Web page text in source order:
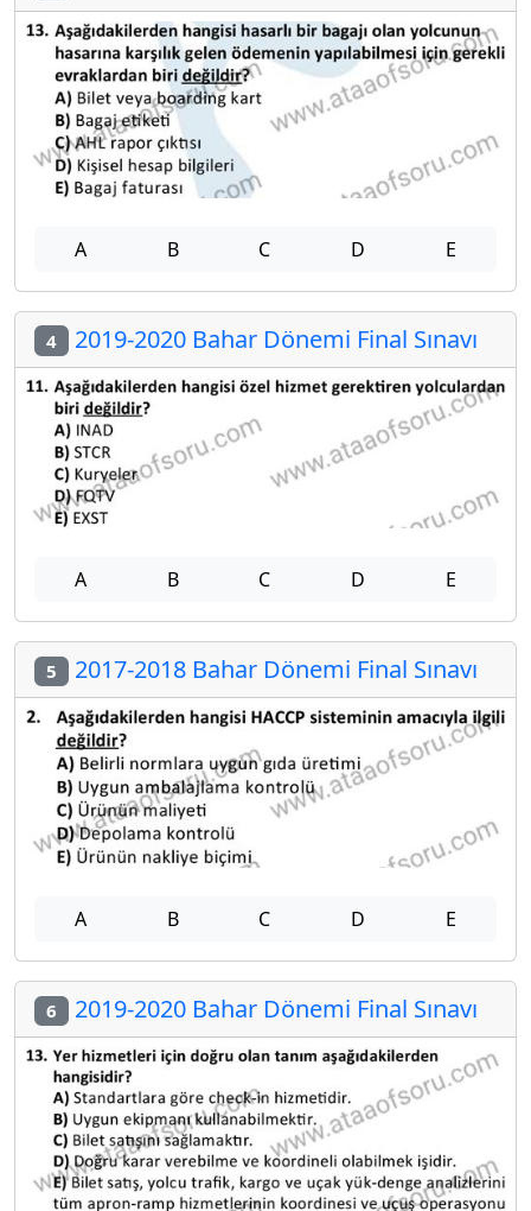
A B C D E
4 2019-2020 Bahar Dönemi Final Sınavı
A B C D E
5 2017-2018 Bahar Dönemi Final Sınavı
A B C D E
6 2019-2020 Bahar Dönemi Final Sınavı